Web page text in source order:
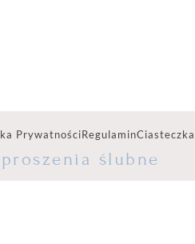
PrywatnościRegulaminCiasteczka
ślubne